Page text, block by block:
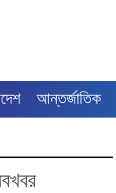
আন্তর্জাতিক